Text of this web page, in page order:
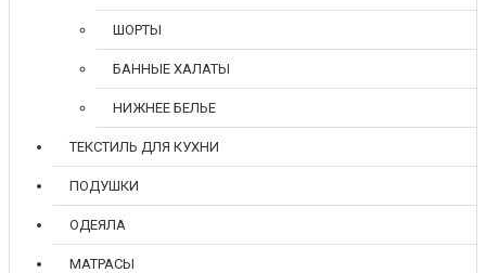
ШОРТЫ
БАННЫЕ ХАЛАТЫ
НИЖНЕЕ БЕЛЬЕ
ТЕКСТИЛЬ ДЛЯ КУХНИ
ПОДУШКИ
ОДЕЯЛА
МАТРАСЫ